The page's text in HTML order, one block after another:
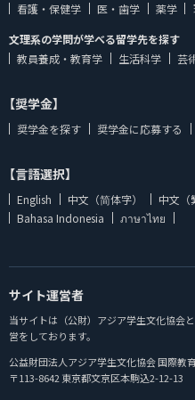
看護・保健学
医・歯学 薬学
文理系の学問が学べる留学先を探す
教員養成・教育学
生活科学 芸
【奨学金】
奨学金を探す 奨学金に応募する
【言語選択】
English 中文（简体字） 中文（
Bahasa Indonesia
ภาษาไทย
サイト運営者
当サイトは（公財）アジア学生文化協会
営をしております。
公益財団法人アジア学生文化協会 国際教
〒113-8642 東京都文京区本駒込2-12-13